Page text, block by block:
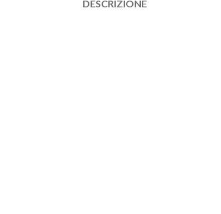
DESCRIZIONE